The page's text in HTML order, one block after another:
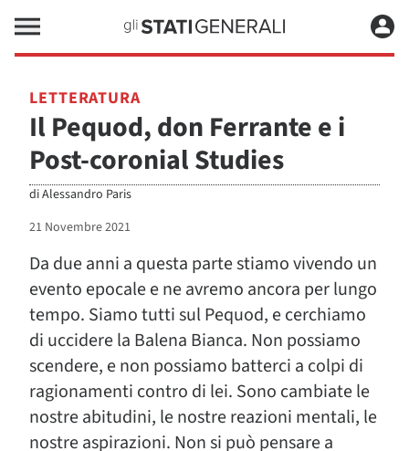
LETTERATURA
Il Pequod, don Ferrante e i
Post-coronial Studies
diAlessandro Paris
21 Novembre 2021
Da due anni a questa parte stiamo vivendo un
evento epocale e ne avremo ancora per lungo
tempo. Siamo tutti sul Pequod, e cerchiamo
di uccidere la Balena Bianca. Non possiamo
scendere, e non possiamo batterci a colpi di
ragionamenti contro di lei. Sono cambiate le
nostre abitudini, le nostre reazioni mentali, le
nostre aspirazioni. Non si può pensare a